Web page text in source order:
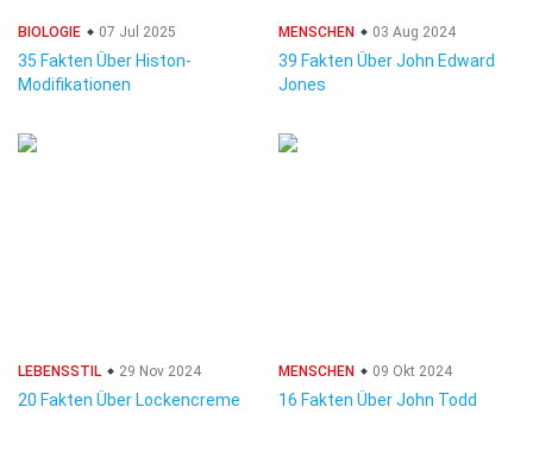
BIOLOGIE 07 Jul 2025
35 Fakten Über Histon-
Modifikationen
MENSCHEN 03 Aug 2024
39 Fakten Über John Edward
Jones
LEBENSSTIL 29 Nov 2024
20 Fakten Über Lockencreme
MENSCHEN 09 Okt 2024
16 Fakten Über John Todd